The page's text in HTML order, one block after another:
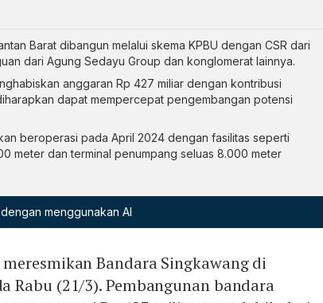
Barat dibangun melalui skema KPBU dengan CSR dari
dari Agung Sedayu Group dan konglomerat lainnya.
anggaran Rp 427 miliar dengan kontribusi
dapat mempercepat pengembangan potensi
beroperasi pada April 2024 dengan fasilitas seperti
meter dan terminal penumpang seluas 8.000 meter
menggunakan AI
Bandara Singkawang di
Rabu (21/3). Pembangunan bandara